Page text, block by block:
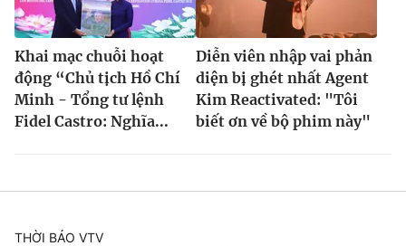
Khai mạc chuỗi hoạt
động “Chủ tịch Hồ Chí
Minh - Tổng tư lệnh
Fidel Castro: Nghĩa...
Diễn viên nhập vai phản
diện bị ghét nhất Agent
Kim Reactivated: "Tôi
biết ơn về bộ phim này"
THỜI BÁO VTV